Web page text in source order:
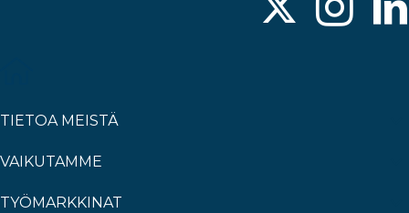
TIETOA MEISTÄ
VAIKUTAMME
TYÖMARKKINAT